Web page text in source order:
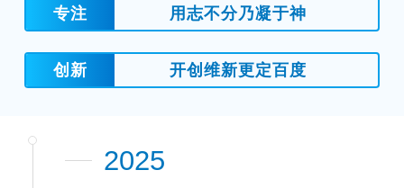
专注 用志不分乃凝于神
创新 开创维新更定百度
2025